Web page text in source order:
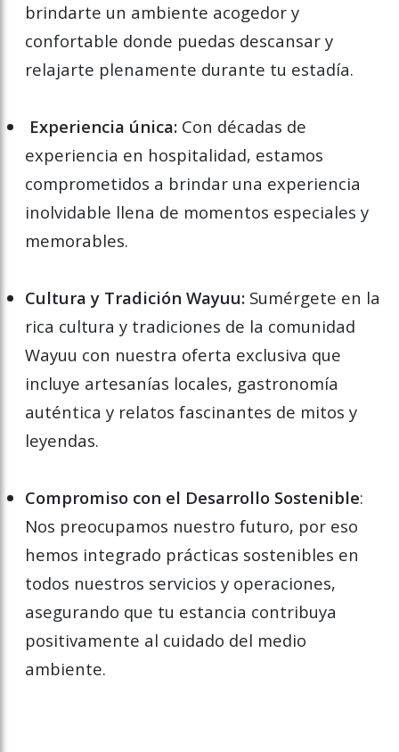
brindarte un ambiente acogedor y
confortable donde puedas descansar y
relajarte plenamente durante tu estadía.
Experiencia única:Con décadas de
experiencia en hospitalidad, estamos
comprometidos a brindar una experiencia
inolvidable llena de momentos especiales y
memorables.
Cultura y Tradición Wayuu:Sumérgete en la
rica cultura y tradiciones de la comunidad
Wayuu con nuestra oferta exclusiva que
incluye artesanías locales, gastronomía
auténtica y relatos fascinantes de mitos y
leyendas.
Compromiso con el Desarrollo Sostenible:
Nos preocupamos nuestro futuro, por eso
hemos integrado prácticas sostenibles en
todos nuestros servicios y operaciones,
asegurando que tu estancia contribuya
positivamente al cuidado del medio
ambiente.